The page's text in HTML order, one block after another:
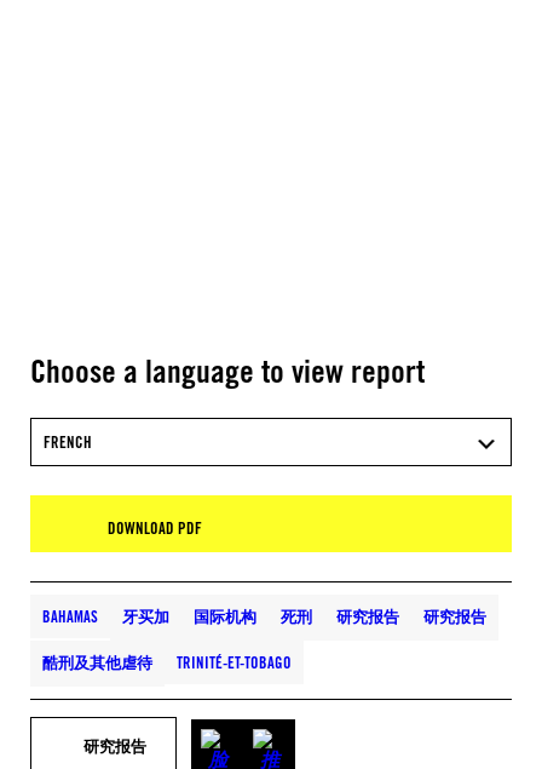
Choose a language to view report
FRENCH
DOWNLOAD PDF
BAHAMAS 牙买加 国际机构 死刑 研究报告 研究报告
酷刑及其他虐待 TRINITÉ-ET-TOBAGO
研究报告